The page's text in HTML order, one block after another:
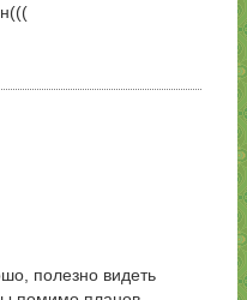
полезно видеть